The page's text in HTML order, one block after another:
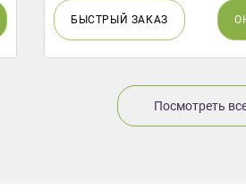
БЫСТРЫЙ ЗАКАЗ
Посмотреть